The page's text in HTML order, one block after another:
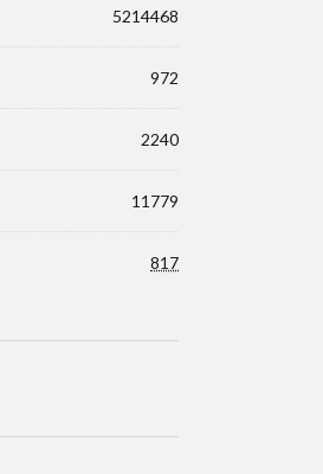
5214468
972
2240
11779
817